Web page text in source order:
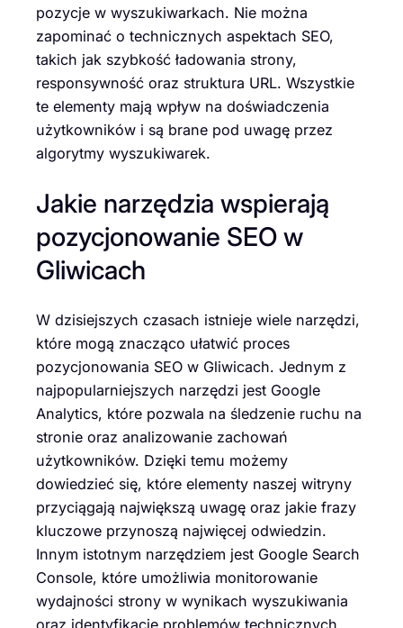
pozycje w wyszukiwarkach. Nie można
zapominać o technicznych aspektach SEO,
takich jak szybkość ładowania strony,
responsywność oraz struktura URL. Wszystkie
te elementy mają wpływ na doświadczenia
użytkowników i są brane pod uwagę przez
algorytmy wyszukiwarek.
Jakie narzędzia wspierają
pozycjonowanie SEO w
Gliwicach
W dzisiejszych czasach istnieje wiele narzędzi,
które mogą znacząco ułatwić proces
pozycjonowania SEO w Gliwicach. Jednym z
najpopularniejszych narzędzi jest Google
Analytics, które pozwala na śledzenie ruchu na
stronie oraz analizowanie zachowań
użytkowników. Dzięki temu możemy
dowiedzieć się, które elementy naszej witryny
przyciągają największą uwagę oraz jakie frazy
kluczowe przynoszą najwięcej odwiedzin.
Innym istotnym narzędziem jest Google Search
Console, które umożliwia monitorowanie
wydajności strony w wynikach wyszukiwania
oraz identyfikację problemów technicznych,